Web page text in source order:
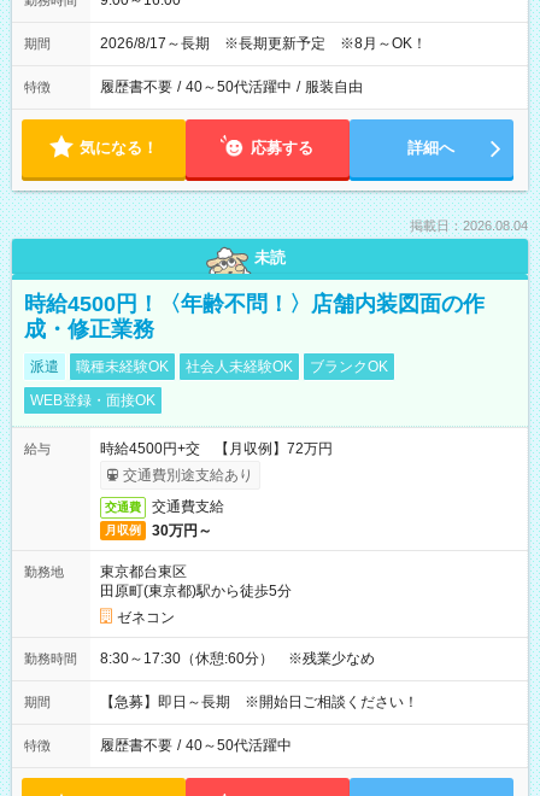
期間 2026/8/17～長期 ※長期更新予定 ※8月～OK！
特徴 履歴書不要 / 40～50代活躍中 / 服装自由
気になる！ 応募する 詳細へ
掲載日：2026.08.04
未読
時給4500円！〈年齢不問！〉店舗内装図面の作
成・修正業務
派遣 職種未経験OK 社会人未経験OK
ブランクOK
WEB登録・面接OK
給与
時給4500円+交 【月収例】72万円
交通費別途支給あり
交通費 交通費支給
月収例 30万円～
勤務地
東京都台東区
田原町(東京都)駅から徒歩5分
ゼネコン
勤務時間 8:30～17:30（休憩:60分） ※残業少なめ
期間 【急募】即日～長期 ※開始日ご相談ください！
特徴 履歴書不要 / 40～50代活躍中